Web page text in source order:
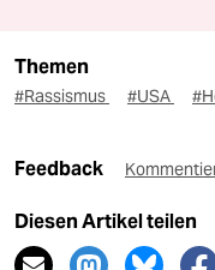
Themen
#Rassismus #USA
Feedback
Diesen Artikel teilen